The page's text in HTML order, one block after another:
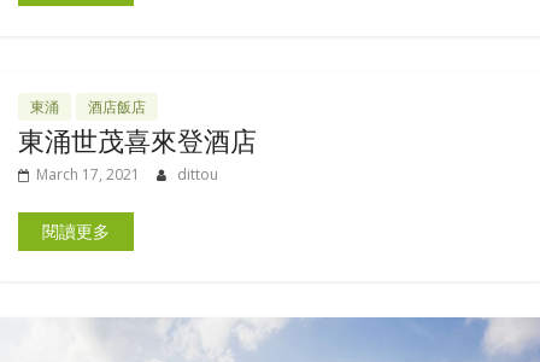
東涌 酒店飯店
東涌世茂喜來登酒店
March 17, 2021 dittou
閱讀更多